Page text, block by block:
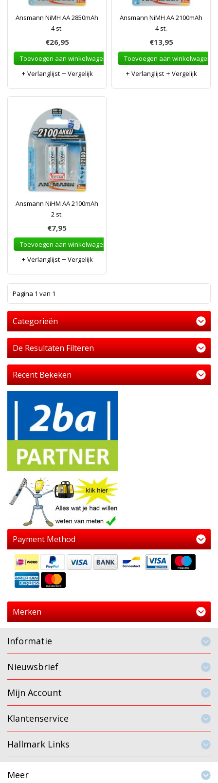
Ansmann NiMH AA 2850mAh
4 st.
€26,95
Toevoegen aan winkelwagen
Verlanglijst
Vergelijk
Ansmann NiMH AA 2100mAh
4 st.
€13,95
Toevoegen aan winkelwagen
Verlanglijst
Vergelijk
Ansmann NiHM AA 2100mAh
2 st.
€7,95
Toevoegen aan winkelwagen
Verlanglijst
Vergelijk
Pagina 1 van 1
Categorieën
De Resultaten Filteren
Recent Bekeken
Payment Method
Merken
Informatie
Nieuwsbrief
Mijn Account
Klantenservice
Hallmark Links
Meer